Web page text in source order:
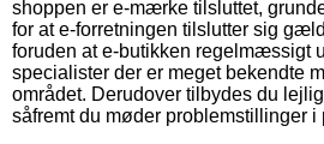
shoppen er e-mærke tilsluttet,
for at e-forretningen tilslutter sig
foruden at e-butikken regelmæssigt
specialister der er meget bekendte
området. Derudover tilbydes du
såfremt du møder problemstillinger i